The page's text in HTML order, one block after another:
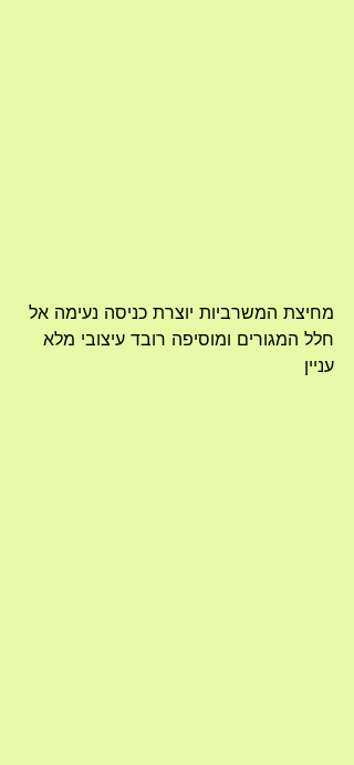
מחיצת המשרביות יוצרת כניסה נעימה אל
חלל המגורים ומוסיפה רובד עיצובי מלא
עניין